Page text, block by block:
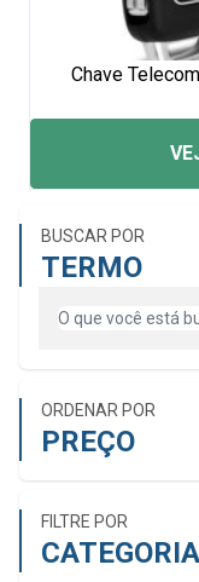
BUSCAR POR
TERMO
ORDENAR POR
PREÇO
FILTRE POR
CATEGORIA
Chave